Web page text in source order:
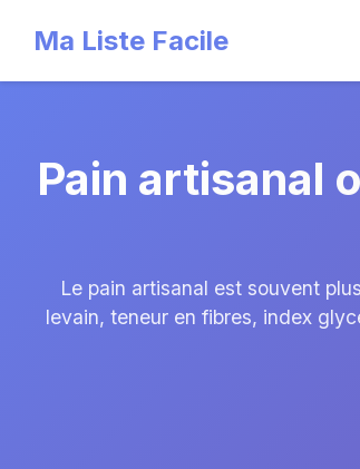
Ma Liste Facile
Pain artisanal
Le pain artisanal est souvent
levain, teneur en fibres, index